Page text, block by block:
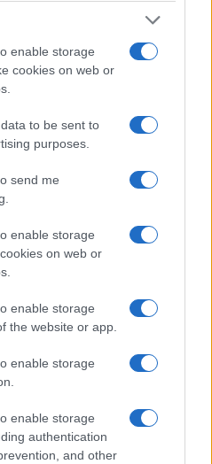
enable storage
cookies on web or
to be sent to
purposes.
send me
enable storage
on web or
enable storage
the website or app.
enable storage
enable storage
authentication
and other
του Πόντου: Όταν ο
και γιορτή